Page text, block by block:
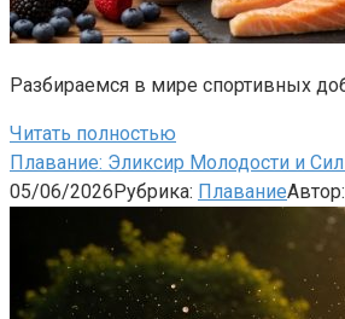
Разбираемся в мире спортивных
Читать полностью
Плавание: Эликсир Молодости и
05/06/2026Рубрика: ПлаваниеАвтор: